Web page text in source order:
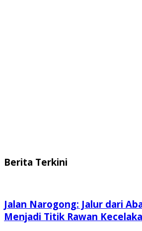
Berita Terkini
Jalan Narogong: Jalur dari
Menjadi Titik Rawan